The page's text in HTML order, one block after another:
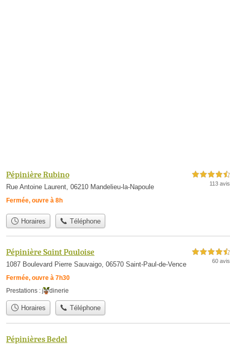
Pépinière Rubino
Rue Antoine Laurent, 06210 Mandelieu-la-Napoule
Fermée, ouvre à 8h
4,5 étoiles sur 5
113 avis
Horaires Téléphone
Pépinière Saint Pauloise
1087 Boulevard Pierre Sauvaigo, 06570 Saint-Paul-de-Vence
Fermée, ouvre à 7h30
4,5 étoiles sur 5
60 avis
Prestations : jardinerie
Horaires Téléphone
Pépinières Bedel